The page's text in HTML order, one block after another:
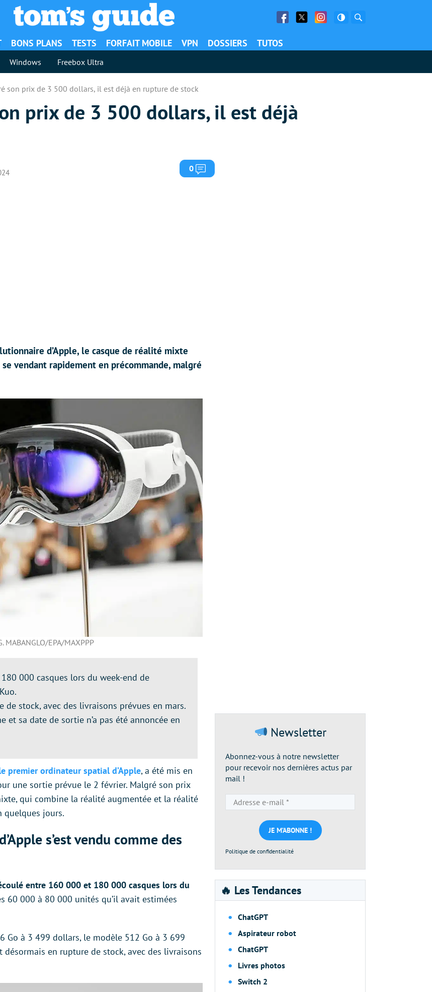
Facebook
Twitter Facebook
BONS PLANS TESTS FORFAIT MOBILE VPN DOSSIERS TUTOS
Windows Freebox Ultra
son prix de 3 500 dollars, il est déjà en rupture de stock
prix de 3 500 dollars, il est déjà
0 Commentaires
d’Apple, le casque de réalité mixte
vendant rapidement en précommande, malgré
MABANGLO/EPA/MAXPPP
000 casques lors du week-end de
de stock, avec des livraisons prévues en mars.
et sa date de sortie n’a pas été annoncée en
premier ordinateur spatial d’Apple, a été mis en
une sortie prévue le 2 février. Malgré son prix
qui combine la réalité augmentée et la réalité
quelques jours.
s’est vendu comme des
entre 160 000 et 180 000 casques lors du
60 000 à 80 000 unités qu’il avait estimées
Go à 3 499 dollars, le modèle 512 Go à 3 699
en rupture de stock, avec des livraisons
Newsletter
Abonnez-vous à notre newsletter
pour recevoir nos dernières actus par
mail !
e-
mail
*
Politique de confidentialité
🔥 Les Tendances
ChatGPT
Aspirateur robot
ChatGPT
Livres photos
Switch 2